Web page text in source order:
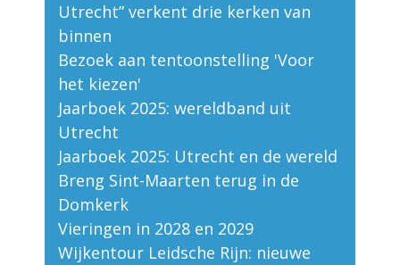
Utrecht” verkent drie kerken van
binnen
Bezoek aan tentoonstelling 'Voor
het kiezen'
Jaarboek 2025: wereldband uit
Utrecht
Jaarboek 2025: Utrecht en de wereld
Breng Sint-Maarten terug in de
Domkerk
Vieringen in 2028 en 2029
Wijkentour Leidsche Rijn: nieuwe